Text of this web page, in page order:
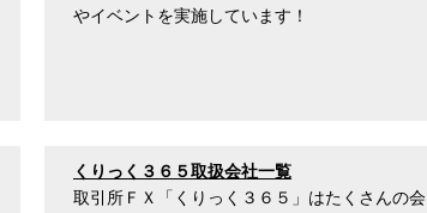
やイベントを実施しています！
くりっく３６５取扱会社一覧
取引所ＦＸ「くりっく３６５」はたくさんの会